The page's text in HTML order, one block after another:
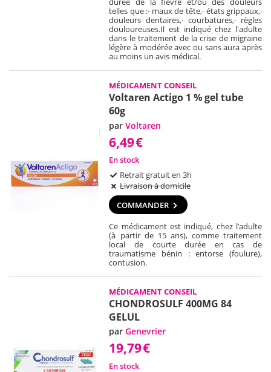
telles que :· maux de tête,· états grippaux,·
douleurs dentaires,· courbatures,· règles
douloureuses.Il est indiqué chez l'adulte
dans le traitement de la crise de migraine
légère à modérée avec ou sans aura après
au moins un avis médical.
MÉDICAMENT CONSEIL
Voltaren Actigo 1 % gel tube
60g
parVoltaren
6,49€
En stock
Retrait gratuit en 3h
Livraison à domicile
COMMANDER
Ce médicament est indiqué, chez l’adulte
(à partir de 15 ans), comme traitement
local de courte durée en cas de
traumatisme bénin : entorse (foulure),
contusion.
MÉDICAMENT CONSEIL
CHONDROSULF 400MG 84
GELUL
parGenevrier
19,79€
En stock